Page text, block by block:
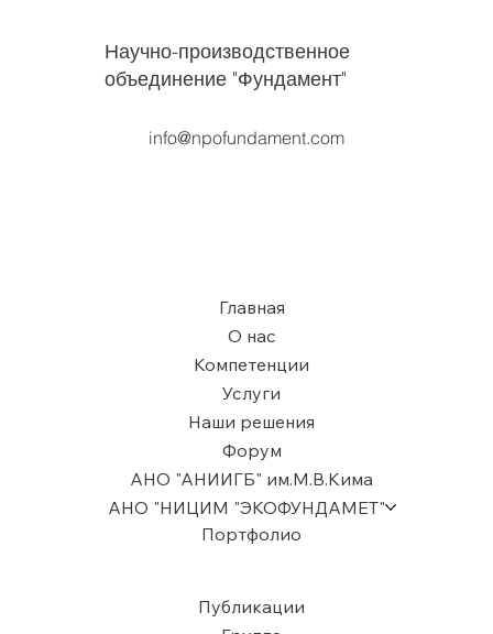
Научно-производственное
объединение "Фундамент"
info@npofundament.com
Главная
О нас
Компетенции
Услуги
Наши решения
Форум
АНО "АНИИГБ" им.М.В.Кима
АНО "НИЦИМ "ЭКОФУНДАМЕТ"
Портфолио
Публикации